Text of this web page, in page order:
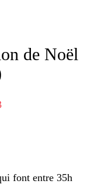
de Noël
font entre 35h